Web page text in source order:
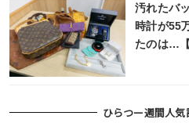
汚れたバ
時計が55
たのは…【
ひらつー週間人